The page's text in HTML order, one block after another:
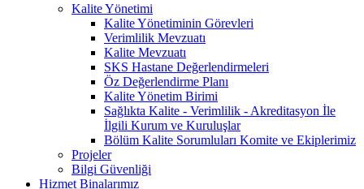
Kalite Yönetimi
Kalite Yönetiminin Görevleri
Verimlilik Mevzuatı
Kalite Mevzuatı
SKS Hastane Değerlendirmeleri
Öz Değerlendirme Planı
Kalite Yönetim Birimi
Sağlıkta Kalite - Verimlilik - Akreditasyon İle
İlgili Kurum ve Kuruluşlar
Bölüm Kalite Sorumluları Komite ve Ekiplerimiz
Projeler
Bilgi Güvenliği
Hizmet Binalarımız